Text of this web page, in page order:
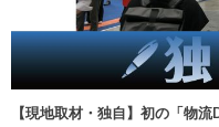
【現地取材・独自】初の「物